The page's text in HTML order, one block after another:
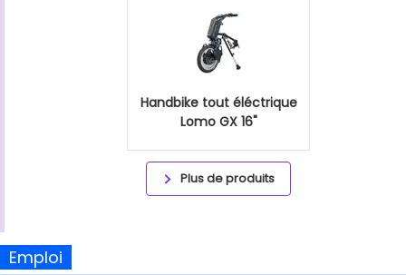
Handbike tout éléctrique
Lomo GX 16"
Plus de produits
Emploi